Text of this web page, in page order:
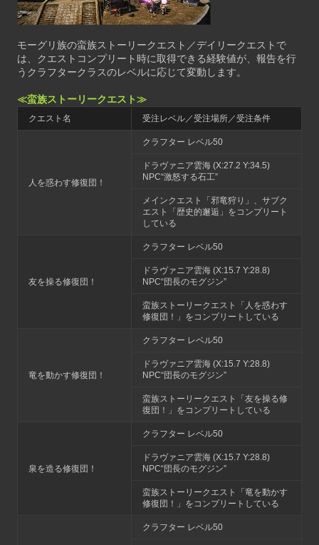
モーグリ族の蛮族ストーリークエスト／デイリークエストで
は、クエストコンプリート時に取得できる経験値が、報告を行
うクラフタークラスのレベルに応じて変動します。
≪蛮族ストーリークエスト≫
クエスト名 受注レベル／受注場所／受注条件
人を惑わす修復団！
クラフター レベル50
ドラヴァニア雲海 (X:27.2 Y:34.5)
NPC“激怒する石工”
メインクエスト「邪竜狩り」、サブク
エスト「歴史的邂逅」をコンプリート
している
友を操る修復団！
クラフター レベル50
ドラヴァニア雲海 (X:15.7 Y:28.8)
NPC“団長のモグジン”
蛮族ストーリークエスト「人を惑わす
修復団！」をコンプリートしている
竜を動かす修復団！
クラフター レベル50
ドラヴァニア雲海 (X:15.7 Y:28.8)
NPC“団長のモグジン”
蛮族ストーリークエスト「友を操る修
復団！」をコンプリートしている
泉を造る修復団！
クラフター レベル50
ドラヴァニア雲海 (X:15.7 Y:28.8)
NPC“団長のモグジン”
蛮族ストーリークエスト「竜を動かす
修復団！」をコンプリートしている
クラフター レベル50